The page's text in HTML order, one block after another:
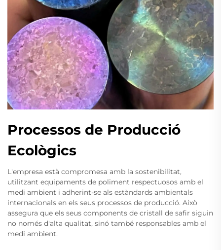
Processos de Producció
Ecològics
L'empresa està compromesa amb la sostenibilitat,
utilitzant equipaments de poliment respectuosos amb el
medi ambient i adherint-se als estàndards ambientals
internacionals en els seus processos de producció. Això
assegura que els seus components de cristall de safir siguin
no només d'alta qualitat, sinó també responsables amb el
medi ambient.